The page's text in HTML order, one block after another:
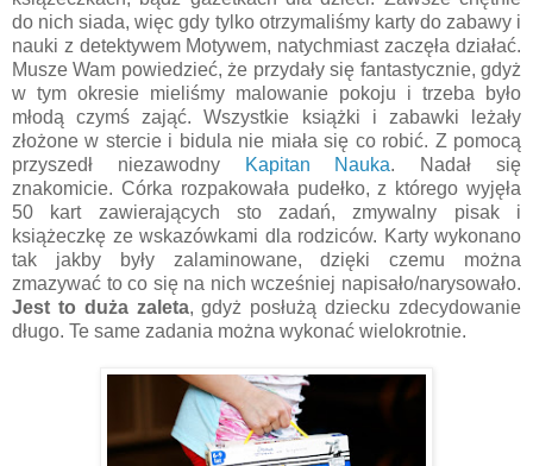
do nich siada, więc gdy tylko otrzymaliśmy karty do zabawy i
nauki z detektywem Motywem, natychmiast zaczęła działać.
Musze Wam powiedzieć, że przydały się fantastycznie, gdyż
w tym okresie mieliśmy malowanie pokoju i trzeba było
młodą czymś zająć. Wszystkie książki i zabawki leżały
złożone w stercie i bidula nie miała się co robić. Z pomocą
przyszedł niezawodny
Kapitan Nauka. Nadał się
znakomicie. Córka rozpakowała pudełko, z którego wyjęła
50 kart zawierających sto zadań, zmywalny pisak i
książeczkę ze wskazówkami dla rodziców. Karty wykonano
tak jakby były zalaminowane, dzięki czemu można
zmazywać to co się na nich wcześniej napisało/narysowało.
Jest to duża zaleta, gdyż posłużą dziecku zdecydowanie
długo. Te same zadania można wykonać wielokrotnie.